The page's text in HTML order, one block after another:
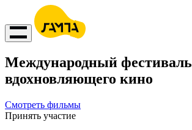
Международный фестиваль
вдохновляющего кино
Смотреть фильмы
Принять участие